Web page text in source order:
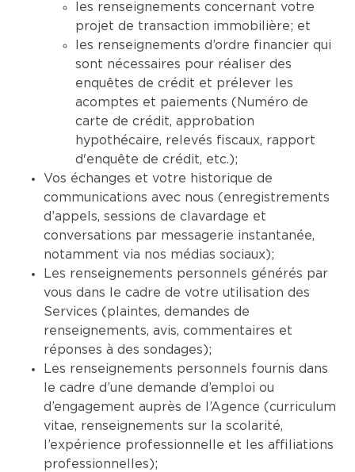
les renseignements concernant votre
projet de transaction immobilière; et
les renseignements d’ordre financier qui
sont nécessaires pour réaliser des
enquêtes de crédit et prélever les
acomptes et paiements (Numéro de
carte de crédit, approbation
hypothécaire, relevés fiscaux, rapport
d'enquête de crédit, etc.);
Vos échanges et votre historique de
communications avec nous (enregistrements
d’appels, sessions de clavardage et
conversations par messagerie instantanée,
notamment via nos médias sociaux);
Les renseignements personnels générés par
vous dans le cadre de votre utilisation des
Services (plaintes, demandes de
renseignements, avis, commentaires et
réponses à des sondages);
Les renseignements personnels fournis dans
le cadre d’une demande d’emploi ou
d’engagement auprès de l’Agence (curriculum
vitae, renseignements sur la scolarité,
l’expérience professionnelle et les affiliations
professionnelles);